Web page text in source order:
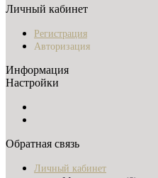
Личный кабинет
Регистрация
Авторизация
Информация
Настройки
Обратная связь
Личный кабинет